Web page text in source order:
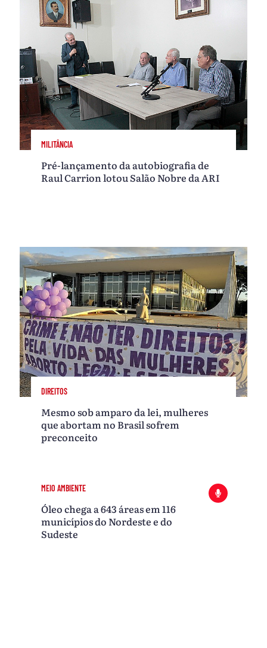
MILITÂNCIA
Pré-lançamento da autobiografia de
Raul Carrion lotou Salão Nobre da ARI
DIREITOS
Mesmo sob amparo da lei, mulheres
que abortam no Brasil sofrem
preconceito
MEIO AMBIENTE
Óleo chega a 643 áreas em 116
municípios do Nordeste e do
Sudeste